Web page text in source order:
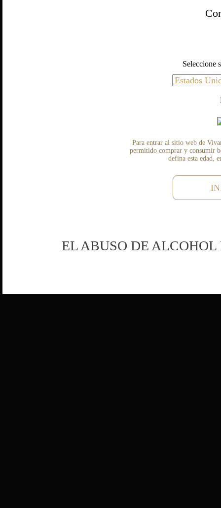
Seleccione
Para entrar al sitio web de
permitido comprar y consumir
defina esta edad,
EL ABUSO DE